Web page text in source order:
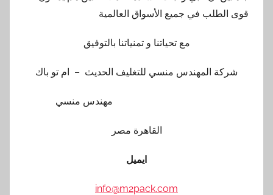
في جميع الأسواق العالمية
مع تحياتنا و تمنياتنا بالتوفيق
المهندس منسي للتغليف الحديث – ام تو باك
مهندس منسي
القاهرة مصر
info@m2pack.com